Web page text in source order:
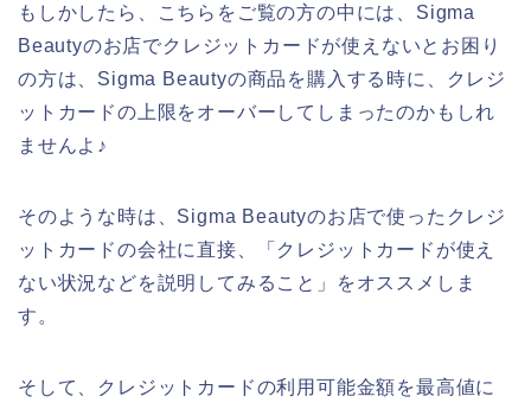
もしかしたら、こちらをご覧の方の中には、Sigma
Beautyのお店でクレジットカードが使えないとお困り
の方は、Sigma Beautyの商品を購入する時に、クレジ
ットカードの上限をオーバーしてしまったのかもしれ
ませんよ♪
そのような時は、Sigma Beautyのお店で使ったクレジ
ットカードの会社に直接、「クレジットカードが使え
ない状況などを説明してみること」をオススメしま
す。
そして、クレジットカードの利用可能金額を最高値に